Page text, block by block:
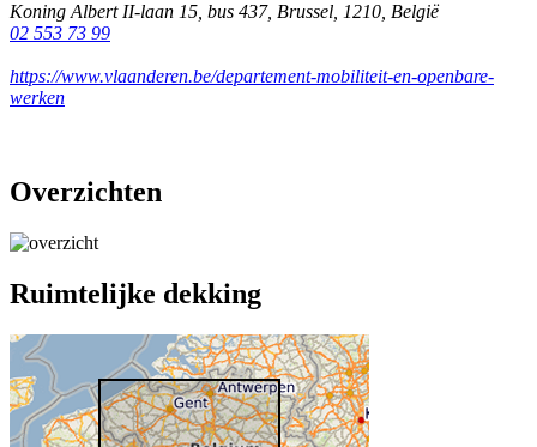
Koning Albert II-laan 15, bus 437, Brussel 1210 België
02 553 73 99
https://www.vlaanderen.be/departement-mobiliteit-en-openbare-
werken
Overzichten
Ruimtelijke dekking